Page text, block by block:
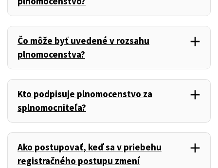
Čo môže byť uvedené v rozsahu
plnomocenstva?
, add
Kto podpisuje plnomocenstvo za
splnomocniteľa?
, add
Ako postupovať, keď sa v priebehu
registračného postupu zmení
, add